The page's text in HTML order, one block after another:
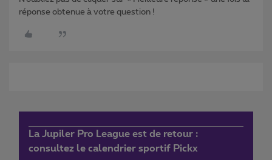
réponse obtenue à votre question !
La Jupiler Pro League est de retour :
consultez le calendrier sportif Pickx